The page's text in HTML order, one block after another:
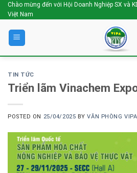
Skip
to
content
Chào mừng đến với Hội Doanh Nghiệp SX và
Việt Nam
TIN TỨC
Triển lãm Vinachem
POSTED ON 25/04/2025 BYVĂN PHÒNG VIPA